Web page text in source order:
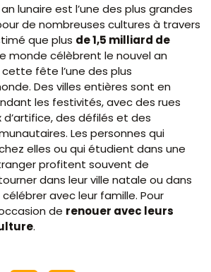
lunaire est l’une des plus grandes
de nombreuses cultures à travers
que plus de 1,5 milliard de
monde célèbrent le nouvel an
fête l’une des plus
Des villes entières sont en
les festivités, avec des rues
des défilés et des
Les personnes qui
elles ou qui étudient dans une
profitent souvent de
dans leur ville natale ou dans
avec leur famille. Pour
de renouer avec leurs
.